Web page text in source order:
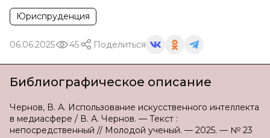
Юриспруденция
06.06.2025 45 Поделиться
Библиографическое описание
Чернов, В. А. Использование искусственного интеллекта
в медиасфере / В. А. Чернов. — Текст :
непосредственный // Молодой ученый. — 2025. — № 23